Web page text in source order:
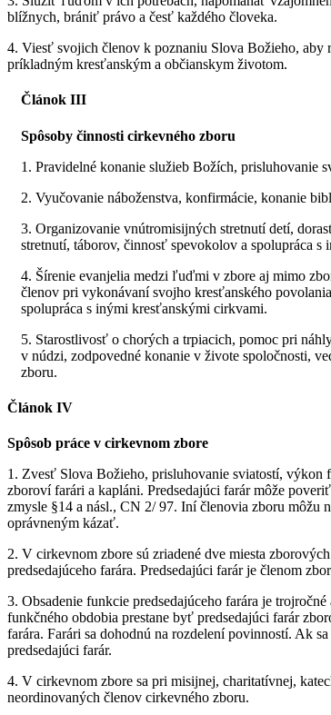
blížnych, brániť právo a česť každého človeka.
4. Viesť svojich členov k poznaniu Slova Božieho, aby
príkladným kresťanským a občianskym životom.
Článok III
Spôsoby činnosti cirkevného zboru
1. Pravidelné konanie služieb Božích, prisluhovanie
2. Vyučovanie náboženstva, konfirmácie, konanie
3. Organizovanie vnútromisijných stretnutí detí,
stretnutí, táborov, činnosť spevokolov a spolupráca
4. Šírenie evanjelia medzi ľuďmi v zbore aj mimo
členov pri vykonávaní svojho kresťanského
spolupráca s inými kresťanskými cirkvami.
5. Starostlivosť o chorých a trpiacich, pomoc pri
v núdzi, zodpovedné konanie v živote spoločnosti,
zboru.
Článok IV
Spôsob práce v cirkevnom zbore
1. Zvesť Slova Božieho, prisluhovanie sviatostí, výkon
zboroví farári a kapláni. Predsedajúci farár môže
zmysle §14 a násl., CN 2/ 97. Iní členovia zboru môžu
oprávneným kázať.
2. V cirkevnom zbore sú zriadené dve miesta
predsedajúceho farára. Predsedajúci farár je členom
3. Obsadenie funkcie predsedajúceho farára je
funkčného obdobia prestane byť predsedajúci farár
farára. Farári sa dohodnú na rozdelení povinností. Ak
predsedajúci farár.
4. V cirkevnom zbore sa pri misijnej, charitatívnej,
neordinovaných členov cirkevného zboru.